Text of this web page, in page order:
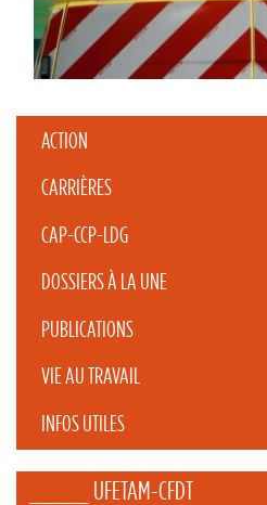
ACTION
CARRIÈRES
CAP-CCP-LDG
DOSSIERS À LA UNE
PUBLICATIONS
VIE AU TRAVAIL
INFOS UTILES
_____ UFETAM-CFDT